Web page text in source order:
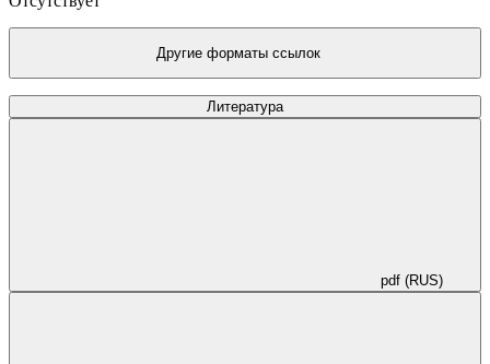
Другие форматы ссылок
Литература
pdf (RUS)